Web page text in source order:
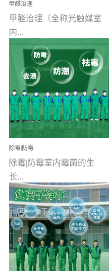
甲醛治理
甲醛治理（全称光触媒室
内...
空气污染净化治理）工业
文明的进步，创造了多姿
多彩的家居产品和生活情
调，但也带来了以甲醛为
首的室内...
除霉|防霉
除霉|防霉室内霉菌的生
长...
受温度、湿度、基质养
分、通风四个条件影响，
温暖潮湿、营养物质多、
通风缓慢的空间最易滋生